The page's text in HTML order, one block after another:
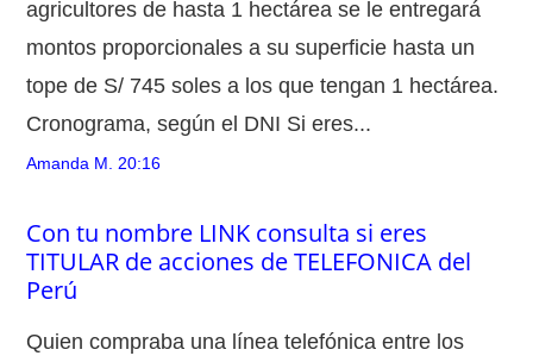
agricultores de hasta 1 hectárea se le entregará
montos proporcionales a su superficie hasta un
tope de S/ 745 soles a los que tengan 1 hectárea.
Cronograma, según el DNI Si eres...
Amanda M. 20:16
Con tu nombre LINK consulta si eres
TITULAR de acciones de TELEFONICA del
Perú
Quien compraba una línea telefónica entre los